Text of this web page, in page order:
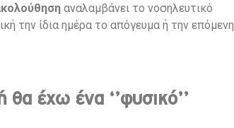
αναλαμβάνει το νοσηλευτικό
την ίδια ημέρα το απόγευμα ή την επόμενη
έχω ένα ‘’φυσικό’’